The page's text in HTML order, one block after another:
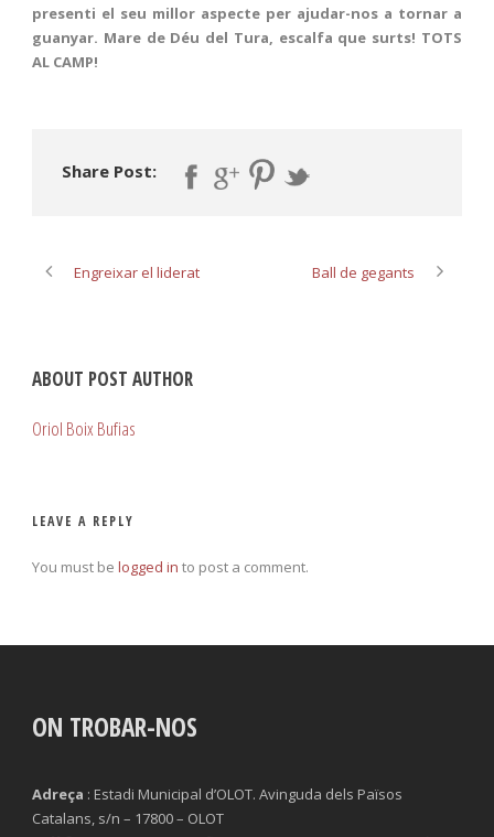
presenti el seu millor aspecte per ajudar-nos a tornar a
guanyar. Mare de Déu del Tura, escalfa que surts! TOTS
AL CAMP!
Share Post:
Engreixar el liderat Ball de gegants
ABOUT POST AUTHOR
Oriol Boix Bufias
LEAVE A REPLY
You must be logged in to post a comment.
ON TROBAR-NOS
Adreça : Estadi Municipal d’OLOT. Avinguda dels Països
Catalans, s/n – 17800 – OLOT